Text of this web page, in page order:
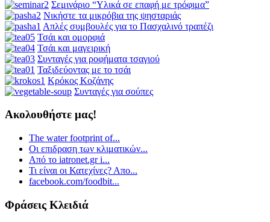
Σεμινάριο “Υλικά σε επαφή με τρόφιμα”
Νικήστε τα μικρόβια της ψησταριάς
Απλές συμβουλές για το Πασχαλινό τραπέζι
Τσάι και ομορφιά
Τσάι και μαγειρική
Συνταγές για ροφήματα τσαγιού
Ταξιδεύοντας με το τσάι
Κρόκος Κοζάνης
Συνταγές για σούπες
Ακολουθήστε μας!
The water footprint of...
Οι επιδραση των κλιματικών...
Από το iatronet.gr i...
Τι είναι οι Κατεχίνες? Απο...
facebook.com/foodbit...
Φράσεις Κλειδιά